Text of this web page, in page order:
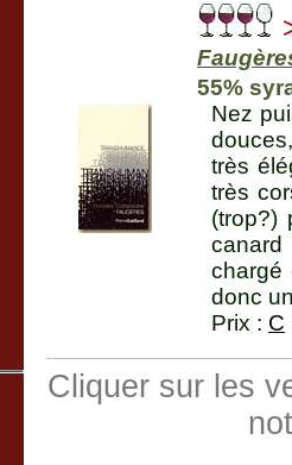
55%
Nez
très
très
(trop?)
chargé
donc
Prix : C
Cliquer sur les